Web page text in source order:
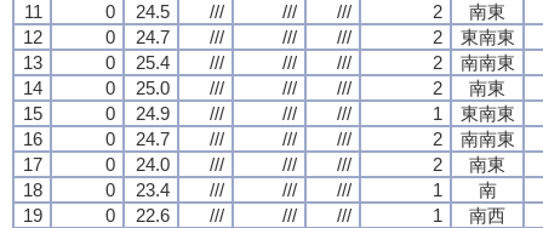
11
0 24.5 /// /// /// 2
南東
12
0 24.7 /// /// /// 2
東南東
13
0 25.4 /// /// /// 2
南南東
14
0 25.0 /// /// /// 2
南東
15
0 24.9 /// /// /// 1
東南東
16
0 24.7 /// /// /// 2
南南東
17
0 24.0 /// /// /// 2
南東
18
0 23.4 /// /// /// 1
南
19
0 22.6 /// /// /// 1
南西